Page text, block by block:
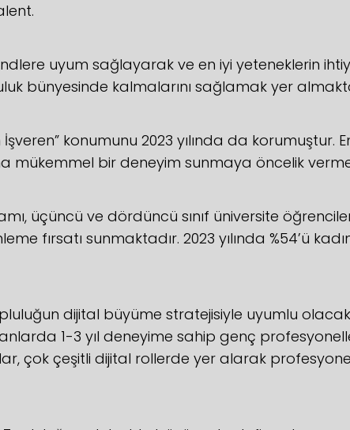
uyum sağlayarak ve en iyi yeteneklerin
bünyesinde kalmalarını sağlamak yer
İşveren” konumunu 2023 yılında da
mükemmel bir deneyim sunmaya öncelik
üçüncü ve dördüncü sınıf üniversite
fırsatı sunmaktadır. 2023 yılında %54’ü
dijital büyüme stratejisiyle uyumlu
1-3 yıl deneyime sahip genç
çok çeşitli dijital rollerde yer alarak